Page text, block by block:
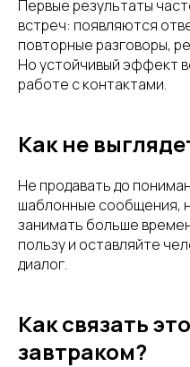
Первые результаты
встреч: появляются
повторные разговоры,
Но устойчивый эффект
работе с контактами.
Как не
Не продавать до
шаблонные сообщения,
занимать больше
пользу и оставляйте
диалог.
Как связать
завтраком?